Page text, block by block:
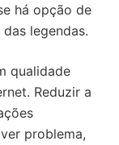
há opção de
legendas.
qualidade
Reduzir a
problema,